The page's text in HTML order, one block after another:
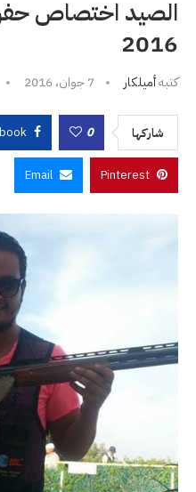
2016
كتبهأميلكار 7 جوان، 2016
شاركها 0
Pinterest
Email